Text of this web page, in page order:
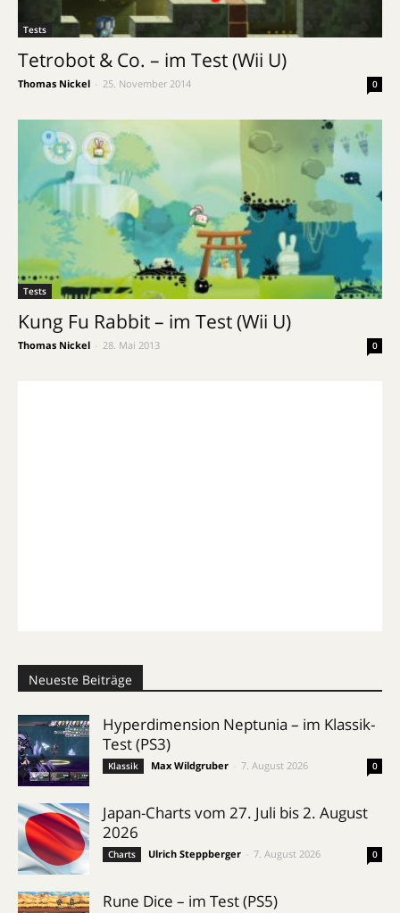
Tests
Tetrobot & Co. – im Test (Wii U)
Thomas Nickel 25. November 2014 0
Tests
Kung Fu Rabbit – im Test (Wii U)
Thomas Nickel 28. Mai 2013 0
Neueste Beiträge
Hyperdimension Neptunia – im Klassik-
Test (PS3)
Klassik Max Wildgruber 7. August 2026 0
Japan-Charts vom 27. Juli bis 2. August
2026
Charts Ulrich Steppberger 7. August 2026 0
Rune Dice – im Test (PS5)